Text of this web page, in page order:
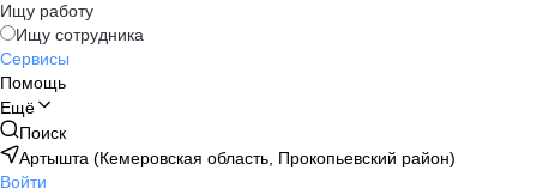
Ищу работу
Ищу сотрудника
Сервисы
Помощь
Ещё
Поиск
Артышта (Кемеровская область, Прокопьевский район)
Войти